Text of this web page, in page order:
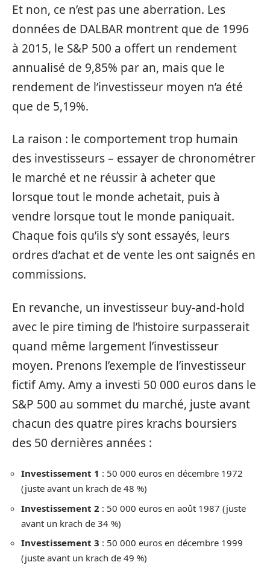
Et non, ce n’est pas une aberration. Les
données de DALBAR montrent que de 1996
à 2015, le S&P 500 a offert un rendement
annualisé de 9,85% par an, mais que le
rendement de l’investisseur moyen n’a été
que de 5,19%.
La raison : le comportement trop humain
des investisseurs – essayer de chronométrer
le marché et ne réussir à acheter que
lorsque tout le monde achetait, puis à
vendre lorsque tout le monde paniquait.
Chaque fois qu’ils s’y sont essayés, leurs
ordres d’achat et de vente les ont saignés en
commissions.
En revanche, un investisseur buy-and-hold
avec le pire timing de l’histoire surpasserait
quand même largement l’investisseur
moyen. Prenons l’exemple de l’investisseur
fictif Amy. Amy a investi 50 000 euros dans le
S&P 500 au sommet du marché, juste avant
chacun des quatre pires krachs boursiers
des 50 dernières années :
Investissement 1 : 50 000 euros en décembre 1972
(juste avant un krach de 48 %)
Investissement 2 : 50 000 euros en août 1987 (juste
avant un krach de 34 %)
Investissement 3 : 50 000 euros en décembre 1999
(juste avant un krach de 49 %)